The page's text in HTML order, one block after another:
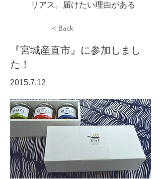
リアス。届けたい理由がある
< Back
『宮城産直市』に参加しまし
た！
2015.7.12